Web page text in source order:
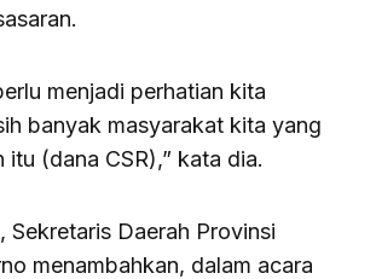
menjadi perhatian kita
banyak masyarakat kita yang
itu (dana CSR),” kata dia.
Sekretaris Daerah Provinsi
menambahkan, dalam acara